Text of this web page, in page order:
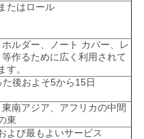
たはロール
ルダー、ノート カバー、レ
作るために広く利用されて
す。
後およそ5から15日
南アジア、アフリカの中間
東
よび最もよいサービス